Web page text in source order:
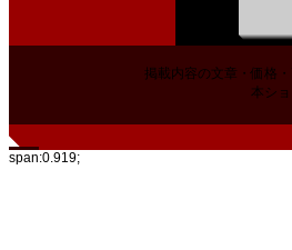
掲載内容の文章・価格
本シ
span:0.919;